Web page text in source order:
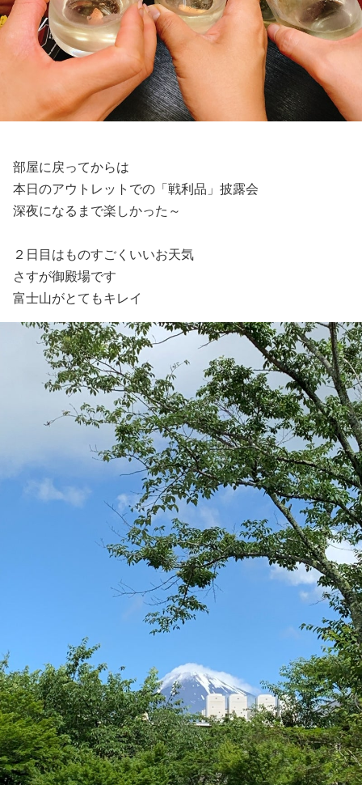
部屋に戻ってからは
本日のアウトレットでの「戦利品」披露会
深夜になるまで楽しかった～
２日目はものすごくいいお天気
さすが御殿場です
富士山がとてもキレイ